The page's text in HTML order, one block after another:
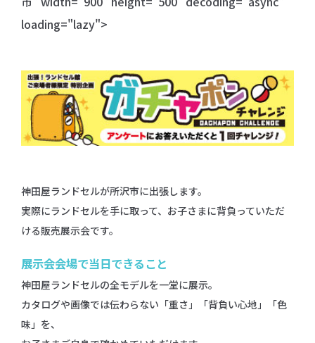
loading="lazy">
神田屋ランドセルが所沢市に出張します。
実際にランドセルを手に取って、お子さまに背負っていただ
ける販売展示会です。
展示会会場で当日できること
神田屋ランドセルの全モデルを一堂に展示。
カタログや画像では伝わらない「重さ」「背負い心地」「色
味」を、